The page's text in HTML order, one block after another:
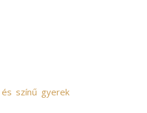
és színű gyerek